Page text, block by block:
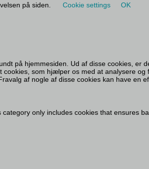
på siden.
Cookie settings OK
på hjemmesiden. Ud af disse cookies,
som hjælper os med at analysere
af nogle af disse cookies kan have en
only includes cookies that ensures